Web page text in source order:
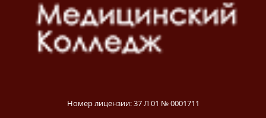
Номер лицензии: 37 Л 01 № 0001711